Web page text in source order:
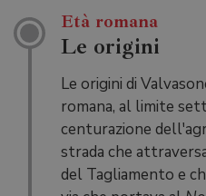
Età romana
Le origini
Le origini di
romana, al limite
centurazione
strada che
del Tagliamento e